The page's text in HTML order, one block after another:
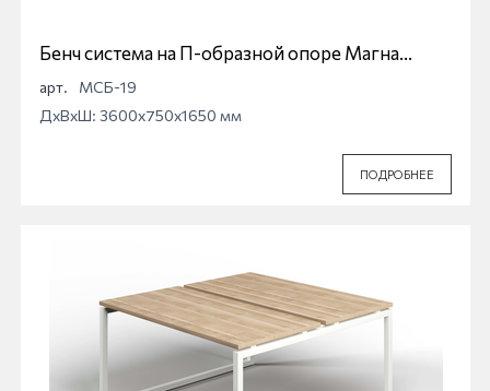
Бенч система на П-образной опоре Магна
МСБ-19
арт.
МСБ-19
ДхВхШ: 3600x750x1650 мм
ПОДРОБНЕЕ